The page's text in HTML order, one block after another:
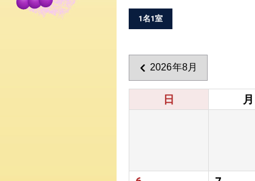
1名1室
2026年8月
日 月